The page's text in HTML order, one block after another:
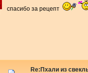
спасибо за рецепт
Re:Пхали из